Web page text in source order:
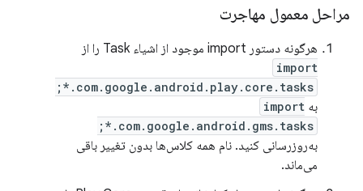
مراحل معمول مهاجرت
هرگونه دستور import موجود از اشیاء Task را از
import
com.google.android.play.core.tasks.*;
به import
com.google.android.gms.tasks.*;
به‌روزرسانی کنید. نام همه کلاس‌ها بدون تغییر باقی
می‌ماند.